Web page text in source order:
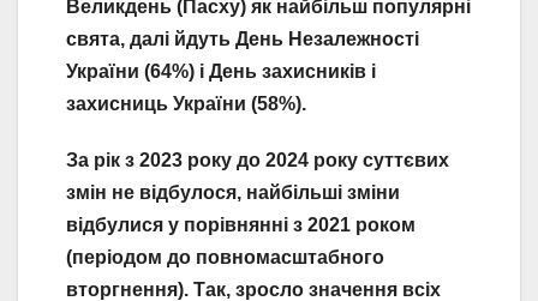
Великдень (Пасху) як найбільш популярні
свята, далі йдуть День Незалежності
України (64%) і День захисників і
захисниць України (58%).
За рік з 2023 року до 2024 року суттєвих
змін не відбулося, найбільші зміни
відбулися у порівнянні з 2021 роком
(періодом до повномасштабного
вторгнення). Так, зросло значення всіх